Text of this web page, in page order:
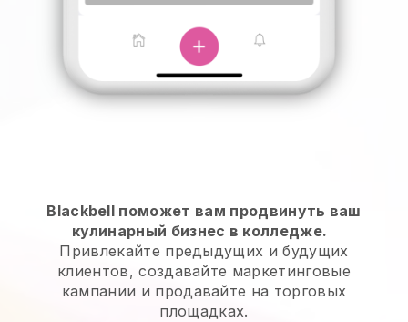
Blackbell поможет вам продвинуть ваш
кулинарный бизнес в колледже.
Привлекайте предыдущих и будущих
клиентов, создавайте маркетинговые
кампании и продавайте на торговых
площадках.